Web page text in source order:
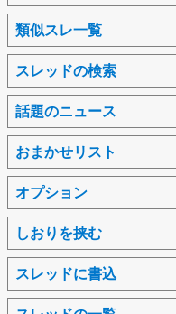
類似スレ一覧
スレッドの検索
話題のニュース
おまかせリスト
オプション
しおりを挟む
スレッドに書込